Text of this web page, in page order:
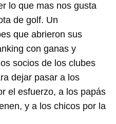
lo que mas nos gusta
de golf. Un
que abrieron sus
con ganas y
socios de los clubes
dejar pasar a los
el esfuerzo, a los papás
y a los chicos por la